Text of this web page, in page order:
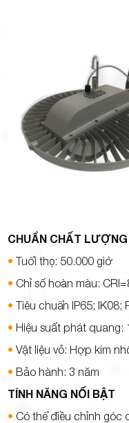
CHUẨN CHẤT LƯỢNG
•Tuổi thọ: 50.000 giờ
• Chỉ số hoàn màu:
• Tiêu chuẩn IP65; IK08;
• Hiệu suất phát quang:
•Vật liệu vỏ: Hợp kim
• Bảo hành: 3 năm
TÍNH NĂNG NỐI BẬT
• Có thể điều chỉnh góc